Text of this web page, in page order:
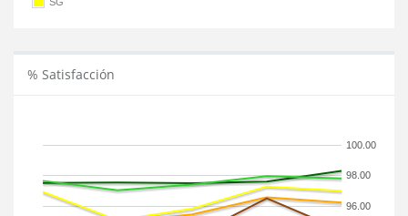
% Satisfacción
96.00
98.00
100.00